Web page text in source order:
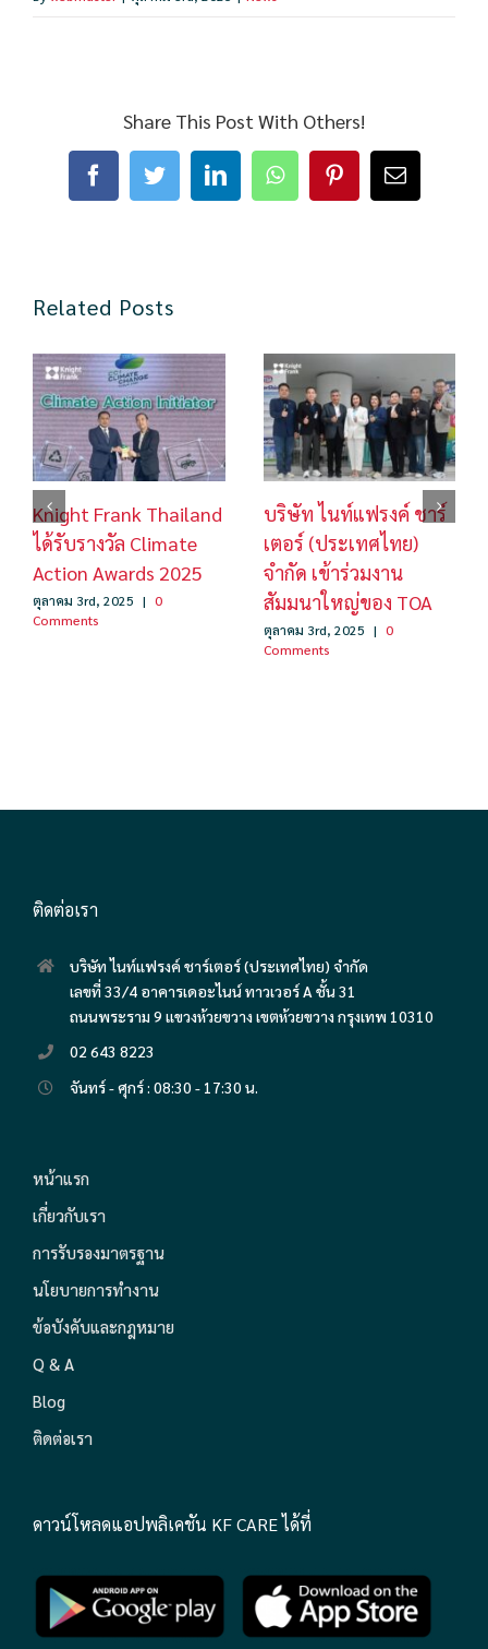
Share This Post With Others!
FacebookTwitterLinkedInWhatsAppPinterestEmail
Related Posts
Knight Frank Thailand
ได้รับรางวัล Climate
Action Awards 2025
ตุลาคม 3rd, 2025 | 0
Comments
บริษัท ไนท์แฟรงค์ ชาร์
เตอร์ (ประเทศไทย)
จำกัด เข้าร่วมงาน
สัมมนาใหญ่ของ TOA
ตุลาคม 3rd, 2025 | 0
Comments
ติดต่อเรา
บริษัท ไนท์แฟรงค์ ชาร์เตอร์ (ประเทศไทย) จำกัด
เลขที่ 33/4 อาคารเดอะไนน์ ทาวเวอร์ A ชั้น 31
ถนนพระราม 9 แขวงห้วยขวาง เขตห้วยขวาง กรุงเทพ 10310
02 643 8223
จันทร์ - ศุกร์ : 08:30 - 17:30 น.
หน้าแรก
เกี่ยวกับเรา
การรับรองมาตรฐาน
นโยบายการทำงาน
ข้อบังคับและกฎหมาย
Q & A
Blog
ติดต่อเรา
ดาวน์โหลดแอปพลิเคชัน KF CARE ได้ที่